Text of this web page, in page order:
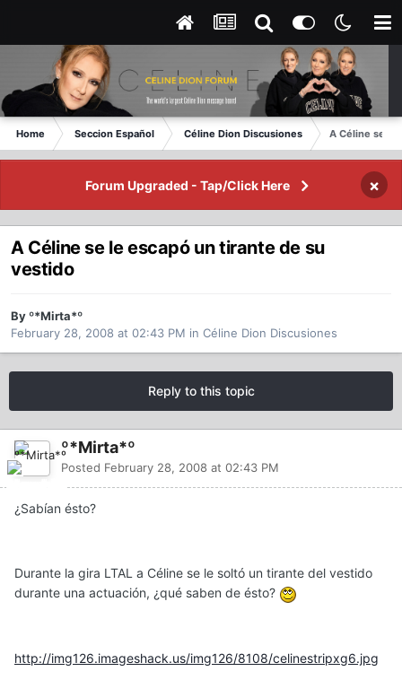
Home Seccion Español Céline Dion Discusiones A Céline se le
Forum Upgraded - Tap/Click Here ×
A Céline se le escapó un tirante de su
vestido
By º*Mirta*º
February 28, 2008 at 02:43 PM in Céline Dion Discusiones
Reply to this topic
º*Mirta*º
Posted February 28, 2008 at 02:43 PM
¿Sabían ésto?
Durante la gira LTAL a Céline se le soltó un tirante del vestido
durante una actuación, ¿qué saben de ésto?
http://img126.imageshack.us/img126/8108/celinestripxg6.jpg